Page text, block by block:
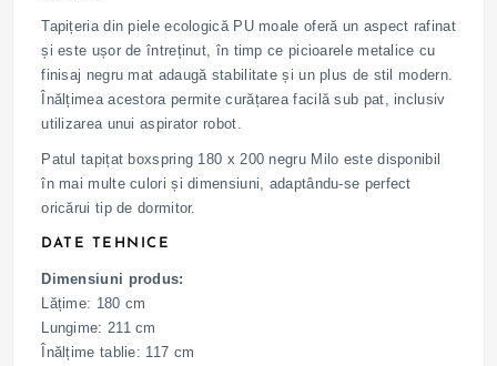
Tapițeria din piele ecologică PU moale oferă un aspect rafinat
și este ușor de întreținut, în timp ce picioarele metalice cu
finisaj negru mat adaugă stabilitate și un plus de stil modern.
Înălțimea acestora permite curățarea facilă sub pat, inclusiv
utilizarea unui aspirator robot.
Patul tapițat boxspring 180 x 200 negru Milo este disponibil
în mai multe culori și dimensiuni, adaptându-se perfect
oricărui tip de dormitor.
DATE TEHNICE
Dimensiuni produs:
Lățime: 180 cm
Lungime: 211 cm
Înălțime tablie: 117 cm